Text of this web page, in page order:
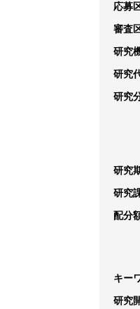
応募
審査
研究
研究
研究
研究
研究
配分
キー
研究